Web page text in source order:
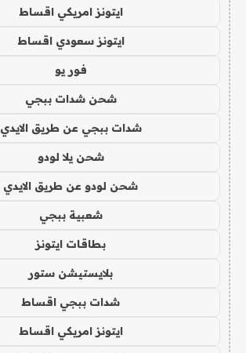
ايتونز امريكي اقساط
ايتونز سعودي اقساط
فور يو
شحن شدات ببجي
شدات ببجي عن طريق الايدي
شحن يلا لودو
شحن لودو عن طريق الايدي
شعبية ببجي
بطاقات ايتونز
بلايستيشن ستور
شدات ببجي اقساط
ايتونز امريكي اقساط